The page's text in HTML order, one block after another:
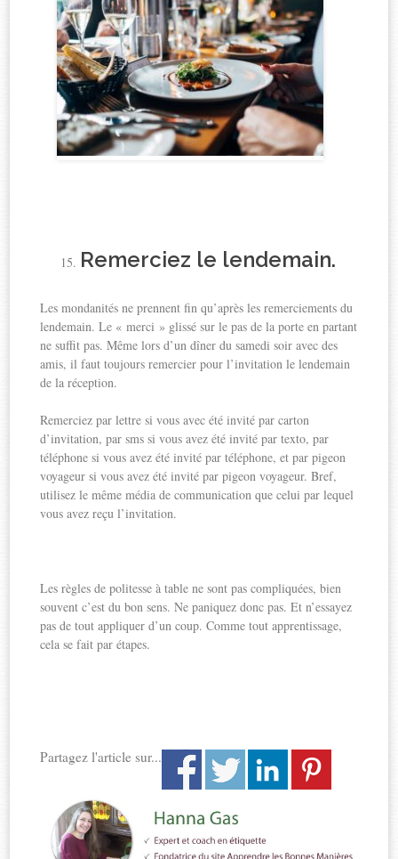
Remerciez le lendemain.
Les mondanités ne prennent fin qu’après les remerciements du
lendemain. Le « merci » glissé sur le pas de la porte en partant
ne suffit pas. Même lors d’un dîner du samedi soir avec des
amis, il faut toujours remercier pour l’invitation le lendemain
de la réception.
Remerciez par lettre si vous avec été invité par carton
d’invitation, par sms si vous avez été invité par texto, par
téléphone si vous avez été invité par téléphone, et par pigeon
voyageur si vous avez été invité par pigeon voyageur. Bref,
utilisez le même média de communication que celui par lequel
vous avez reçu l’invitation.
Les règles de politesse à table ne sont pas compliquées, bien
souvent c’est du bon sens. Ne paniquez donc pas. Et n’essayez
pas de tout appliquer d’un coup. Comme tout apprentissage,
cela se fait par étapes.
Partagez l'article sur...